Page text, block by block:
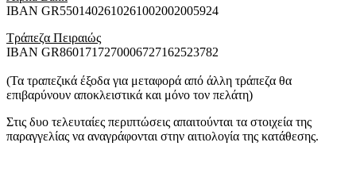
ΙΒΑΝ GR5501402610261002002005924
Τράπεζα Πειραιώς
ΙΒΑΝ GR8601717270006727162523782
(Τα τραπεζικά έξοδα για μεταφορά από άλλη τράπεζα θα
επιβαρύνουν αποκλειστικά και μόνο τον πελάτη)
Στις δυο τελευταίες περιπτώσεις απαιτούνται τα στοιχεία της
παραγγελίας να αναγράφονται στην αιτιολογία της κατάθεσης.